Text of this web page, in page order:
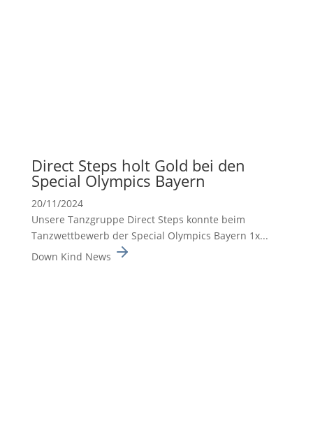
Direct Steps holt Gold bei den
Special Olympics Bayern
20/11/2024
Unsere Tanzgruppe Direct Steps konnte beim
Tanzwett­be­werb der Special Olympics Bayern 1x...
Down Kind News